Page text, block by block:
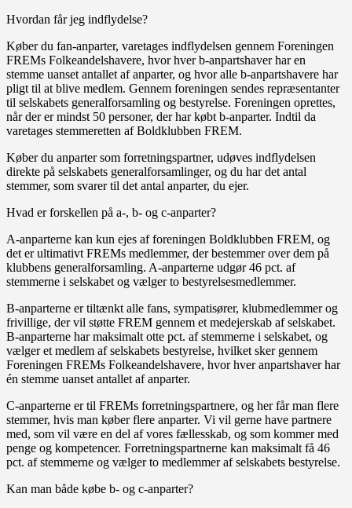
Hvordan får jeg indflydelse?
Køber du fan-anparter, varetages indflydelsen gennem Foreningen
FREMs Folkeandelshavere, hvor hver b-anpartshaver har en
stemme uanset antallet af anparter, og hvor alle b-anpartshavere har
pligt til at blive medlem. Gennem foreningen sendes repræsentanter
til selskabets generalforsamling og bestyrelse. Foreningen oprettes,
når der er mindst 50 personer, der har købt b-anparter. Indtil da
varetages stemmeretten af Boldklubben FREM.
Køber du anparter som forretningspartner, udøves indflydelsen
direkte på selskabets generalforsamlinger, og du har det antal
stemmer, som svarer til det antal anparter, du ejer.
Hvad er forskellen på a-, b- og c-anparter?
A-anparterne kan kun ejes af foreningen Boldklubben FREM, og
det er ultimativt FREMs medlemmer, der bestemmer over dem på
klubbens generalforsamling. A-anparterne udgør 46 pct. af
stemmerne i selskabet og vælger to bestyrelsesmedlemmer.
B-anparterne er tiltænkt alle fans, sympatisører, klubmedlemmer og
frivillige, der vil støtte FREM gennem et medejerskab af selskabet.
B-anparterne har maksimalt otte pct. af stemmerne i selskabet, og
vælger et medlem af selskabets bestyrelse, hvilket sker gennem
Foreningen FREMs Folkeandelshavere, hvor hver anpartshaver har
én stemme uanset antallet af anparter.
C-anparterne er til FREMs forretningspartnere, og her får man flere
stemmer, hvis man køber flere anparter. Vi vil gerne have partnere
med, som vil være en del af vores fællesskab, og som kommer med
penge og kompetencer. Forretningspartnerne kan maksimalt få 46
pct. af stemmerne og vælger to medlemmer af selskabets bestyrelse.
Kan man både købe b- og c-anparter?